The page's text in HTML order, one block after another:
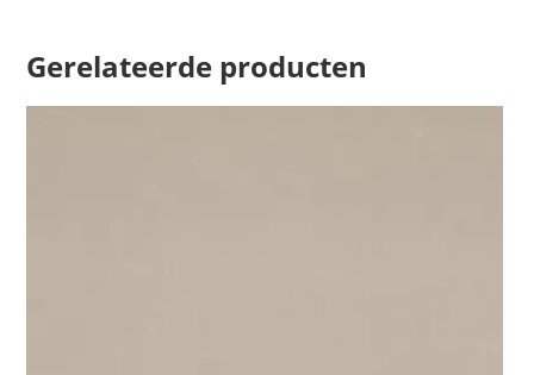
Gerelateerde producten